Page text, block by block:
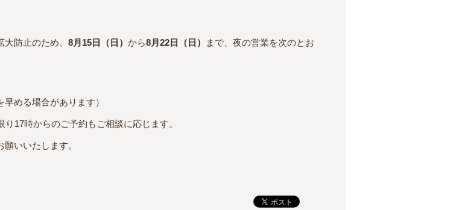
大防止のため、8月15日（日）から8月22日（日）
まで、夜の営業を次のとお
める場合があります）
17時からのご予約もご相談に応じます。
いいたします。